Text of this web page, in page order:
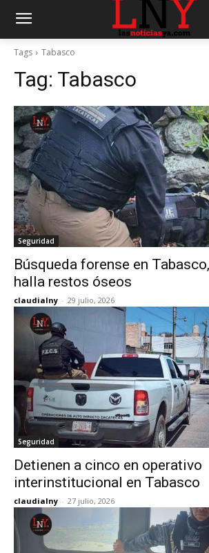
Tags Tabasco
Tag: Tabasco
Seguridad
Búsqueda forense en
halla restos óseos
claudialny - 29 julio, 2026
Seguridad
Detienen a cinco en operativo
interinstitucional en Tabasco
claudialny - 27 julio, 2026